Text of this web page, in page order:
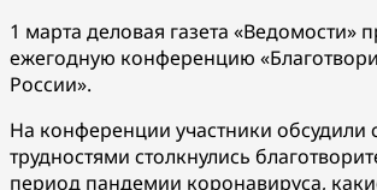
1 марта деловая газета «Ведомости»
ежегодную конференцию
России».
На конференции участники обсудили
трудностями столкнулись
период пандемии коронавируса,